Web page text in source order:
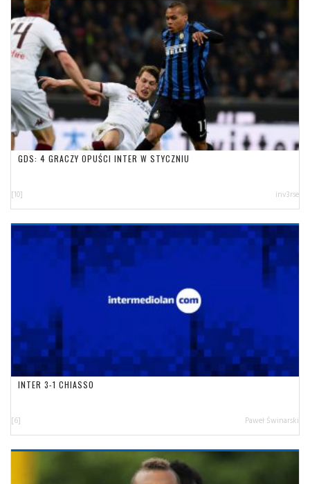
GDS: 4 GRACZY OPUŚCI INTER W STYCZNIU
[10] inv3rse
INTER 3-1 CHIASSO
[6] Paweł Świnarski